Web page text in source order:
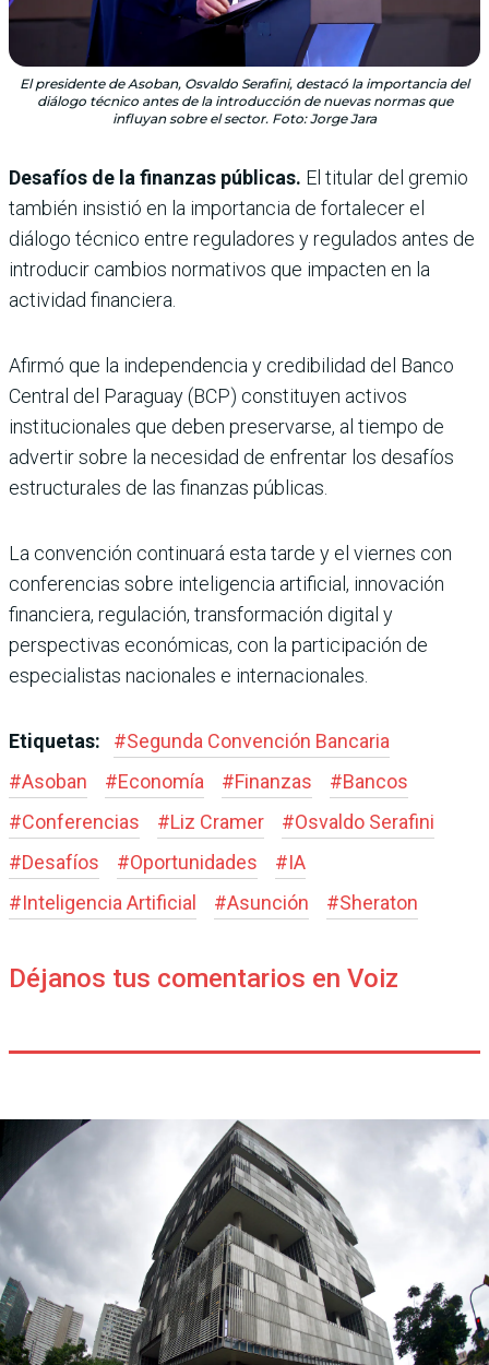
El presidente de Asoban, Osvaldo Serafini, destacó la importancia del
diálogo técnico antes de la introducción de nuevas normas que
influyan sobre el sector. Foto: Jorge Jara
Desafíos de la finanzas públicas. El titular del gremio
también insistió en la importancia de fortalecer el
diálogo técnico entre reguladores y regulados antes de
introducir cambios normativos que impacten en la
actividad financiera.
Afirmó que la independencia y credibilidad del Banco
Central del Paraguay (BCP) constituyen activos
institucionales que deben preservarse, al tiempo de
advertir sobre la necesidad de enfrentar los desafíos
estructurales de las finanzas públicas.
La convención continuará esta tarde y el viernes con
conferencias sobre inteligencia artificial, innovación
financiera, regulación, transformación digital y
perspectivas económicas, con la participación de
especialistas nacionales e internacionales.
Etiquetas: #Segunda Convención Bancaria
#Asoban #Economía #Finanzas #Bancos
#Conferencias #Liz Cramer #Osvaldo Serafini
#Desafíos #Oportunidades #IA
#Inteligencia Artificial #Asunción #Sheraton
Déjanos tus comentarios en Voiz